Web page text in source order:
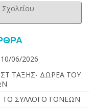
Σχολείου
06/2026
ΤΑΞΗΣ- ΔΩΡΕΑ ΤΟΥ
ΤΟ ΣΥΛΛΟΓΟ ΓΟΝΕΩΝ